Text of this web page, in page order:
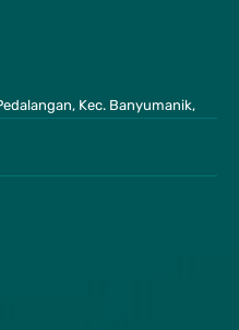
Kec. Banyumanik,